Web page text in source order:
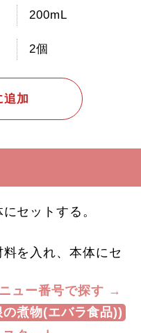
200mL
2個
追加
セットする。
を入れ、本体にセ
ュー番号で探す →
煮物(エバラ食品))